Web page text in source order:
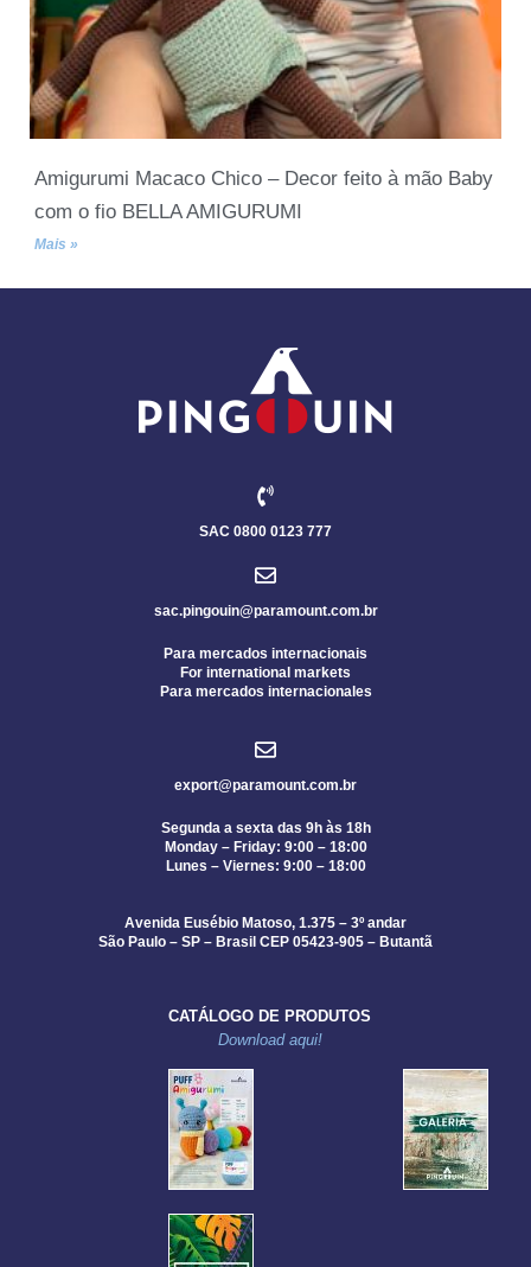
Amigurumi Macaco Chico – Decor feito à mão Baby
com o fio BELLA AMIGURUMI
Mais »
SAC 0800 0123 777
sac.pingouin@paramount.com.br
Para mercados internacionais
For international markets
Para mercados internacionales
export@paramount.com.br
Segunda a sexta das 9h às 18h
Monday – Friday: 9:00 – 18:00
Lunes – Viernes: 9:00 – 18:00
Avenida Eusébio Matoso, 1.375 – 3º andar
São Paulo – SP – Brasil CEP 05423-905 – Butantã
CATÁLOGO DE PRODUTOS
Download aqui!